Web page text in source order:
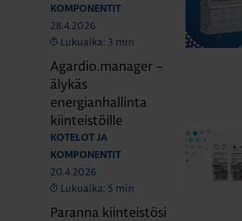
KOMPONENTIT
28.4.2026
Lukuaika: 3 min
Agardio.manager –
älykäs
energianhallinta
kiinteistöille
KOTELOT JA
KOMPONENTIT
20.4.2026
Lukuaika: 5 min
Paranna kiinteistösi